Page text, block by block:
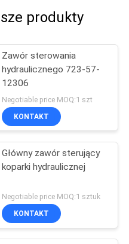
produkty
Zawór sterowania
hydraulicznego 723-57-
12306
Negotiable price MOQ:1 szt
KONTAKT
Główny zawór sterujący
koparki hydraulicznej
Negotiable price MOQ:1 sztuk
KONTAKT